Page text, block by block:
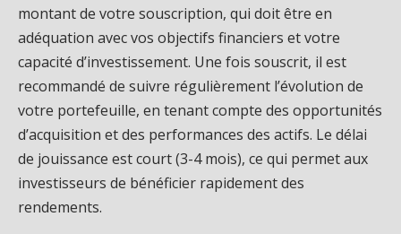
montant de votre souscription, qui doit être en
adéquation avec vos objectifs financiers et votre
capacité d’investissement. Une fois souscrit, il est
recommandé de suivre régulièrement l’évolution de
votre portefeuille, en tenant compte des opportunités
d’acquisition et des performances des actifs. Le délai
de jouissance est court (3-4 mois), ce qui permet aux
investisseurs de bénéficier rapidement des
rendements.